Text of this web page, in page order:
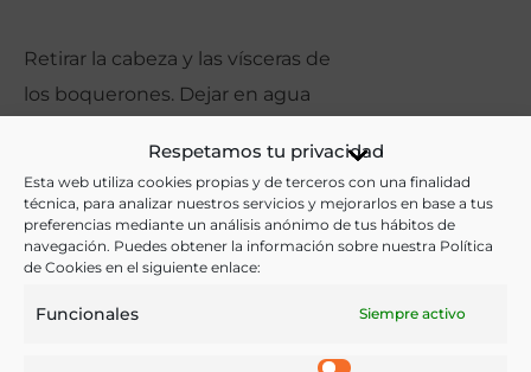
Respetamos tu privacidad
Esta web utiliza cookies propias y de terceros con una finalidad
técnica, para analizar nuestros servicios y mejorarlos en base a tus
preferencias mediante un análisis anónimo de tus hábitos de
navegación. Puedes obtener la información sobre nuestra Política
de Cookies en el siguiente enlace:
Funcionales Siempre activo
Retirar la cabeza y las vísceras de
los boquerones. Dejar en agua
por la harina, tamizar y freír en
una sartén con el aceite a fuego
vivo. Escurrir. Sazonar.